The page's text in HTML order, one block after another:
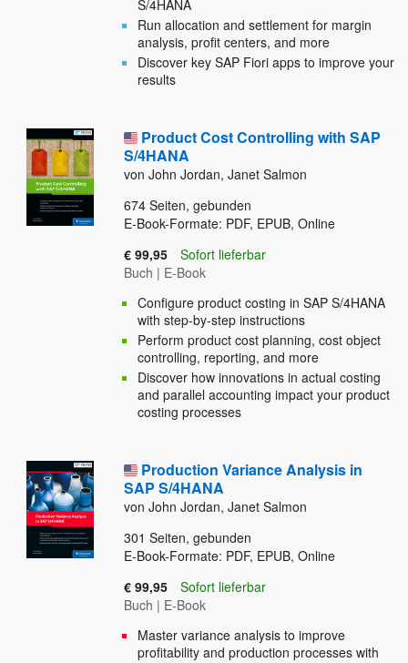
S/4HANA
Run allocation and settlement for margin
analysis, profit centers, and more
Discover key SAP Fiori apps to improve your
results
Product Cost Controlling with SAP
S/4HANA
von John Jordan, Janet Salmon
674 Seiten, gebunden
E-Book-Formate: PDF, EPUB, Online
€ 99,95
Sofort lieferbar
Buch | E-Book
Configure product costing in SAP S/4HANA
with step-by-step instructions
Perform product cost planning, cost object
controlling, reporting, and more
Discover how innovations in actual costing
and parallel accounting impact your product
costing processes
Production Variance Analysis in
SAP S/4HANA
von John Jordan, Janet Salmon
301 Seiten, gebunden
E-Book-Formate: PDF, EPUB, Online
€ 99,95
Sofort lieferbar
Buch | E-Book
Master variance analysis to improve
profitability and production processes with